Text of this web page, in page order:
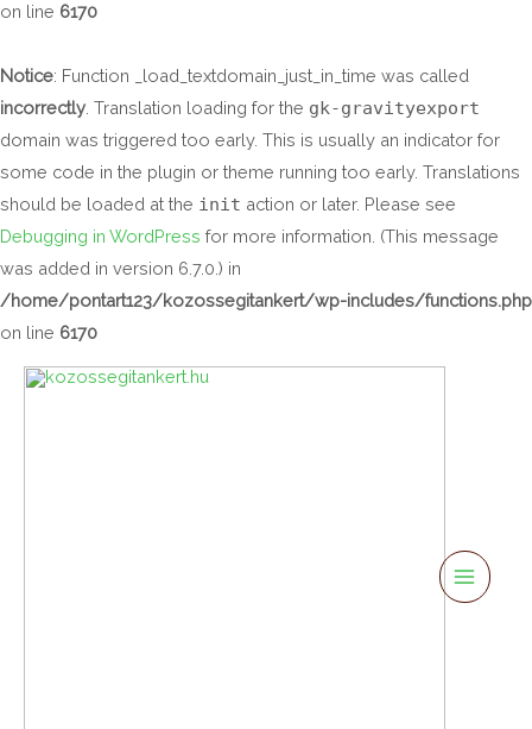
on line 6170
Notice: Function _load_textdomain_just_in_time was called
incorrectly . Translation loading for the gk-gravityexport
domain was triggered too early. This is usually an indicator for
some code in the plugin or theme running too early. Translations
should be loaded at the init action or later. Please see
Debugging in WordPress for more information. (This message
was added in version 6.7.0.) in
/home/pontart123/kozossegitankert/wp-includes/functions.php
on line 6170